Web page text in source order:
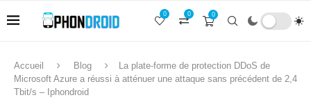
0
0
0
Accueil Blog
La plate-forme de protection DDoS de
Microsoft Azure a réussi à atténuer une attaque sans précédent de 2,4
Tbit/s – Iphondroid